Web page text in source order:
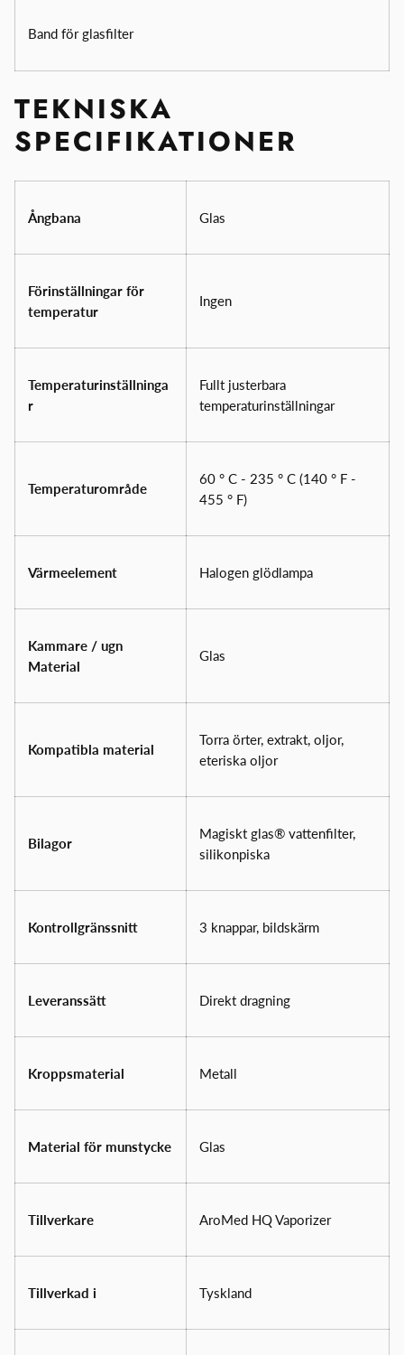
Band för glasfilter
TEKNISKA
SPECIFIKATIONER
Ångbana Glas
Förinställningar för
temperatur
Ingen
Temperaturinställninga
r
Fullt justerbara
temperaturinställningar
Temperaturområde
60 ° C - 235 ° C (140 ° F -
455 ° F)
Värmeelement Halogen glödlampa
Kammare / ugn
Material
Glas
Kompatibla material
Torra örter, extrakt, oljor,
eteriska oljor
Bilagor
Magiskt glas® vattenfilter,
silikonpiska
Kontrollgränssnitt 3 knappar, bildskärm
Leveranssätt Direkt dragning
Kroppsmaterial Metall
Material för munstycke Glas
Tillverkare AroMed HQ Vaporizer
Tillverkad i Tyskland